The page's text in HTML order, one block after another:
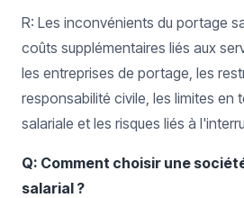
R: Les inconvénients du portage
coûts supplémentaires liés aux
les entreprises de portage, les
responsabilité civile, les limites en
salariale et les risques liés à
Q: Comment choisir une
salarial ?